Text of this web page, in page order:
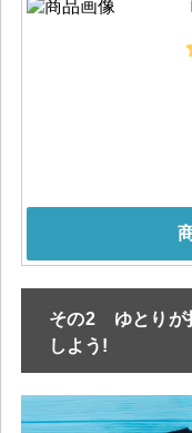
その2 ゆとりが
しよう!